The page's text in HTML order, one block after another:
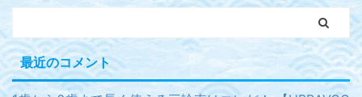
最近のコメント